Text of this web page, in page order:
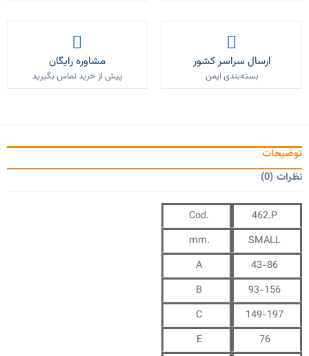
ارسال سراسر کشور
بسته‌بندی ایمن
مشاوره رایگان
پیش از خرید تماس بگیرید
توضیحات
نظرات (0)
Cod.
462.P
mm.
SMALL
A
43-86
B
93-156
C
149-197
E
76